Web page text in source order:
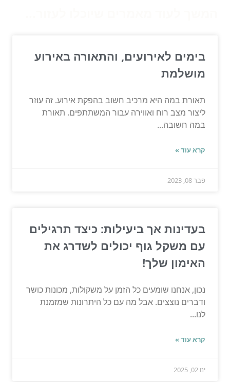
בימים לאירועים, והתאורה באירוע
מושלמת
תאורת במה היא מרכיב חשוב בהפקת אירוע. זה עוזר
ליצור מצב רוח ואווירה עבור המשתתפים. תאורת
במה חשובה...
קרא עוד »
פבר 08, 2023
בעדינות אך ביעילות: כיצד תרגילים
עם משקל גוף יכולים לשדרג את
האימון שלך!
נכון, אנחנו שומעים כל הזמן על משקולות, מכונות כושר
ודברים נוצצים. אבל מה עם כל היתרונות שמזמנת
לנו...
קרא עוד »
ינו 02, 2025